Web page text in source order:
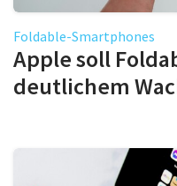
Foldable-Smartphones
Apple soll
deutlichem